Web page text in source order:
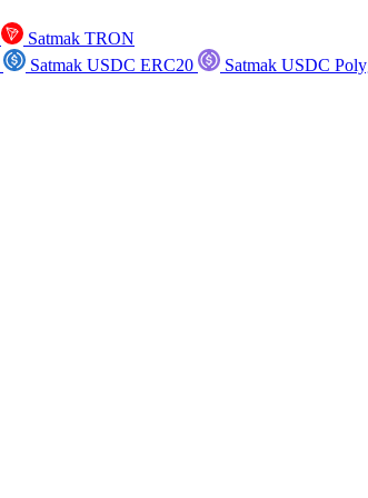
Satmak TRON
Satmak USDC ERC20
Satmak USDC